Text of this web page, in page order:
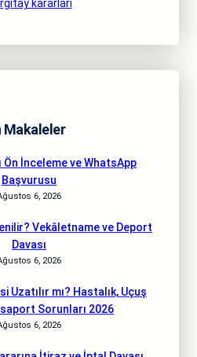
kararları
Makaleler
Ön İnceleme ve WhatsApp
Başvurusu
6, 2026
Vekâletname ve Deport
Davası
6, 2026
Uzatılır mı? Hastalık, Uçuş
Sorunları 2026
6, 2026